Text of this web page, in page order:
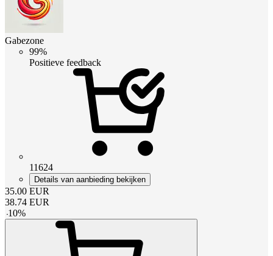
Gabezone
99%
Positieve feedback
11624
Details van aanbieding bekijken
35.00 EUR
38.74 EUR
-10%